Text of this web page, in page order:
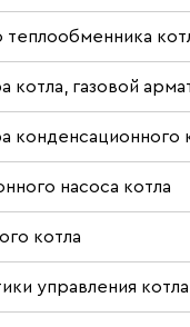
теплообменника
котла, газовой
конденсационного
насоса котла
котла
управления котла